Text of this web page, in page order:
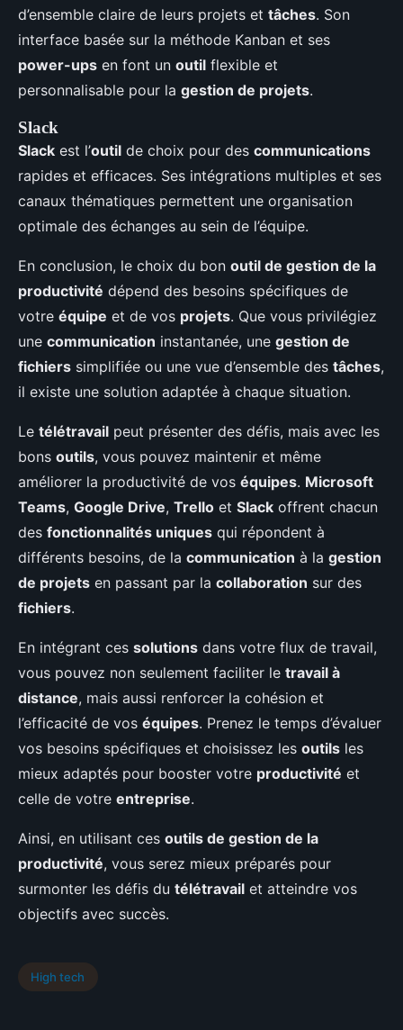
d’ensemble claire de leurs projets et tâches. Son
interface basée sur la méthode Kanban et ses
power-ups en font un outil flexible et
personnalisable pour la gestion de projets.
Slack
Slack est l’outil de choix pour des communications
rapides et efficaces. Ses intégrations multiples et ses
canaux thématiques permettent une organisation
optimale des échanges au sein de l’équipe.
En conclusion, le choix du bon outil de gestion de la
productivité dépend des besoins spécifiques de
votre équipe et de vos projets. Que vous privilégiez
une communication instantanée, une gestion de
fichiers simplifiée ou une vue d’ensemble des tâches,
il existe une solution adaptée à chaque situation.
Le télétravail peut présenter des défis, mais avec les
bons outils, vous pouvez maintenir et même
améliorer la productivité de vos équipes. Microsoft
Teams, Google Drive, Trello et Slack offrent chacun
des fonctionnalités uniques qui répondent à
différents besoins, de la communication à la gestion
de projets en passant par la collaboration sur des
fichiers.
En intégrant ces solutions dans votre flux de travail,
vous pouvez non seulement faciliter le travail à
distance, mais aussi renforcer la cohésion et
l’efficacité de vos équipes. Prenez le temps d’évaluer
vos besoins spécifiques et choisissez les outils les
mieux adaptés pour booster votre productivité et
celle de votre entreprise.
Ainsi, en utilisant ces outils de gestion de la
productivité, vous serez mieux préparés pour
surmonter les défis du télétravail et atteindre vos
objectifs avec succès.
High tech